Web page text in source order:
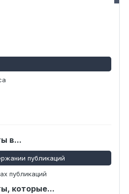
в...
публикаций
публикаций
которые...